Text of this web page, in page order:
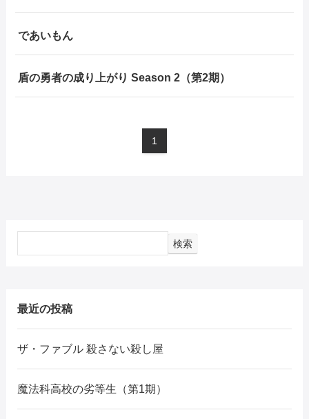
であいもん
盾の勇者の成り上がり Season 2（第2期）
1
検索
最近の投稿
ザ・ファブル 殺さない殺し屋
魔法科高校の劣等生（第1期）